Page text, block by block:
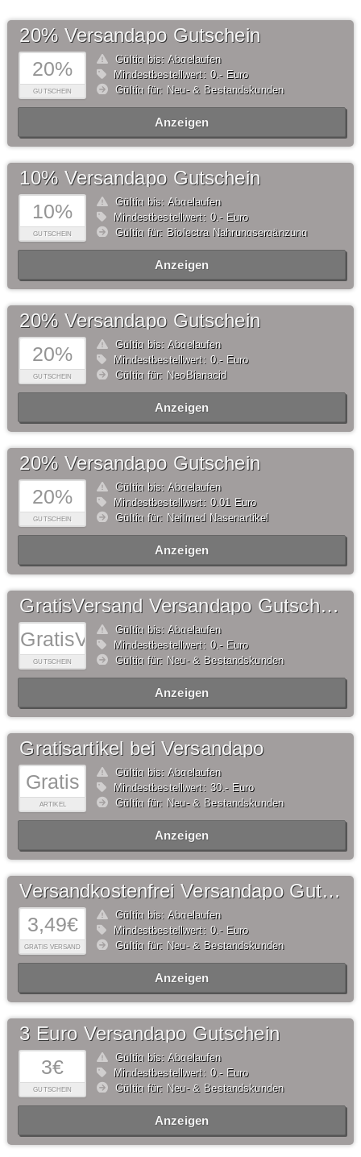
20%
GUTSCHEIN
20% Versandapo Gutschein
Gültig bis: Abgelaufen
Mindestbestellwert: 0,- Euro
Gültig für: Neu- & Bestandskunden
Anzeigen
10%
GUTSCHEIN
10% Versandapo Gutschein
Gültig bis: Abgelaufen
Mindestbestellwert: 0,- Euro
Gültig für: Biolectra Nahrungsergänzung
Anzeigen
20%
GUTSCHEIN
20% Versandapo Gutschein
Gültig bis: Abgelaufen
Mindestbestellwert: 0,- Euro
Gültig für: NeoBianacid
Anzeigen
20%
GUTSCHEIN
20% Versandapo Gutschein
Gültig bis: Abgelaufen
Mindestbestellwert: 0,01 Euro
Gültig für: Neilmed Nasenartikel
Anzeigen
GratisVersand
GUTSCHEIN
GratisVersand Versandapo Gutschein
Gültig bis: Abgelaufen
Mindestbestellwert: 0,- Euro
Gültig für: Neu- & Bestandskunden
Anzeigen
Gratis
ARTIKEL
Gratisartikel bei Versandapo
Gültig bis: Abgelaufen
Mindestbestellwert: 30,- Euro
Gültig für: Neu- & Bestandskunden
Anzeigen
3,49€
GRATIS VERSAND
Versandkostenfrei Versandapo Gutschein
Gültig bis: Abgelaufen
Mindestbestellwert: 0,- Euro
Gültig für: Neu- & Bestandskunden
Anzeigen
3€
GUTSCHEIN
3 Euro Versandapo Gutschein
Gültig bis: Abgelaufen
Mindestbestellwert: 0,- Euro
Gültig für: Neu- & Bestandskunden
Anzeigen